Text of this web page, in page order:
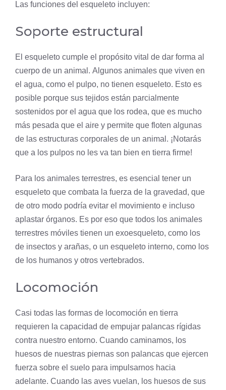
Las funciones del esqueleto incluyen:
Soporte estructural
El esqueleto cumple el propósito vital de dar forma al
cuerpo de un animal. Algunos animales que viven en
el agua, como el pulpo, no tienen esqueleto. Esto es
posible porque sus tejidos están parcialmente
sostenidos por el agua que los rodea, que es mucho
más pesada que el aire y permite que floten algunas
de las estructuras corporales de un animal. ¡Notarás
que a los pulpos no les va tan bien en tierra firme!
Para los animales terrestres, es esencial tener un
esqueleto que combata la fuerza de la gravedad, que
de otro modo podría evitar el movimiento e incluso
aplastar órganos. Es por eso que todos los animales
terrestres móviles tienen un exoesqueleto, como los
de insectos y arañas, o un esqueleto interno, como los
de los humanos y otros vertebrados.
Locomoción
Casi todas las formas de locomoción en tierra
requieren la capacidad de empujar palancas rígidas
contra nuestro entorno. Cuando caminamos, los
huesos de nuestras piernas son palancas que ejercen
fuerza sobre el suelo para impulsarnos hacia
adelante. Cuando las aves vuelan, los huesos de sus